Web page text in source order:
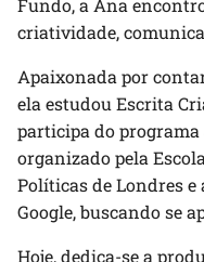
Fundo, a Ana
criatividade,
Apaixonada por
ela estudou Escrita
participa do
organizado pela
Políticas de Londres
Google, buscando se
Hoje, dedica-se a